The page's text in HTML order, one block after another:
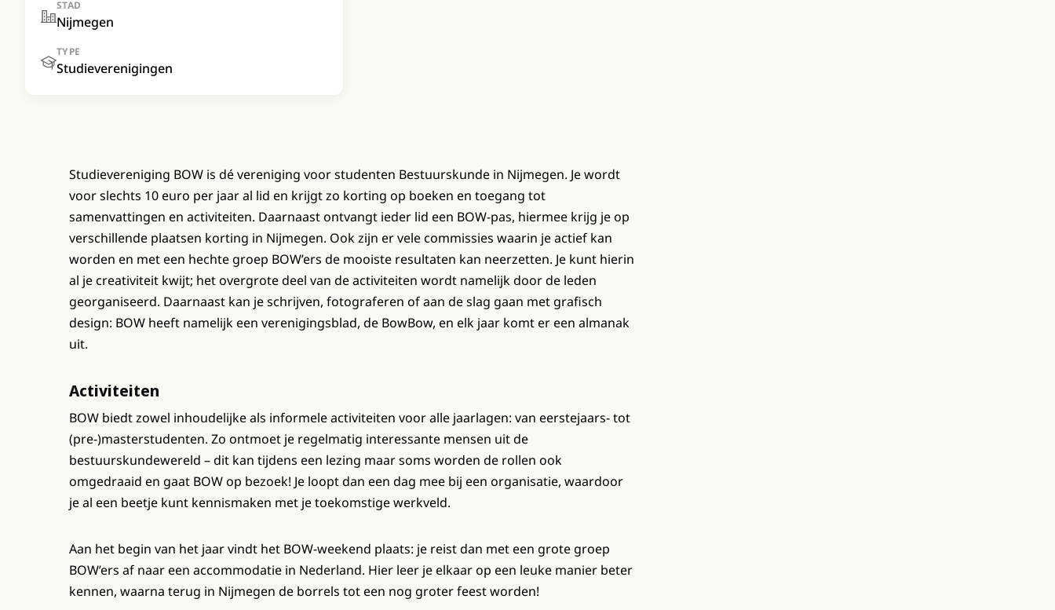
STAD
Nijmegen
TYPE
Studieverenigingen
Studievereniging BOW is dé vereniging voor studenten Bestuurskunde in Nijmegen. Je wordt
voor slechts 10 euro per jaar al lid en krijgt zo korting op boeken en toegang tot
samenvattingen en activiteiten. Daarnaast ontvangt ieder lid een BOW-pas, hiermee krijg je op
verschillende plaatsen korting in Nijmegen. Ook zijn er vele commissies waarin je actief kan
worden en met een hechte groep BOW’ers de mooiste resultaten kan neerzetten. Je kunt hierin
al je creativiteit kwijt; het overgrote deel van de activiteiten wordt namelijk door de leden
georganiseerd. Daarnaast kan je schrijven, fotograferen of aan de slag gaan met grafisch
design: BOW heeft namelijk een verenigingsblad, de BowBow, en elk jaar komt er een almanak
uit.
Activiteiten
BOW biedt zowel inhoudelijke als informele activiteiten voor alle jaarlagen: van eerstejaars- tot
(pre-)masterstudenten. Zo ontmoet je regelmatig interessante mensen uit de
bestuurskundewereld – dit kan tijdens een lezing maar soms worden de rollen ook
omgedraaid en gaat BOW op bezoek! Je loopt dan een dag mee bij een organisatie, waardoor
je al een beetje kunt kennismaken met je toekomstige werkveld.
Aan het begin van het jaar vindt het BOW-weekend plaats: je reist dan met een grote groep
BOW’ers af naar een accommodatie in Nederland. Hier leer je elkaar op een leuke manier beter
kennen, waarna terug in Nijmegen de borrels tot een nog groter feest worden!